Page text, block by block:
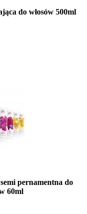
do włosów 500ml
pernamentna do
60ml